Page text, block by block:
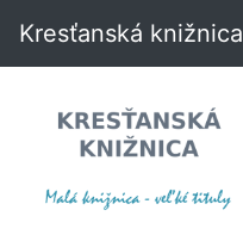
Kresťanská knižnica